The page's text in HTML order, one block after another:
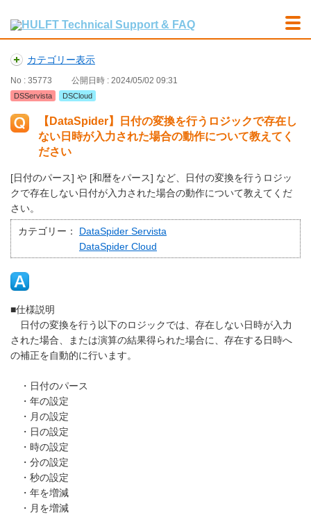
カテゴリー表示
No : 35773 公開日時 : 2024/05/02 09:31
DSServista DSCloud
【DataSpider】日付の変換を行うロジックで存在し
ない日時が入力された場合の動作について教えてく
ださい
[日付のパース] や [和暦をパース] など、日付の変換を行うロジッ
クで存在しない日付が入力された場合の動作について教えてくだ
さい。
カテゴリー：
DataSpider Servista
DataSpider Cloud
■仕様説明
日付の変換を行う以下のロジックでは、存在しない日時が入力
された場合、または演算の結果得られた場合に、存在する日時へ
の補正を自動的に行います。
・日付のパース
・年の設定
・月の設定
・日の設定
・時の設定
・分の設定
・秒の設定
・年を増減
・月を増減